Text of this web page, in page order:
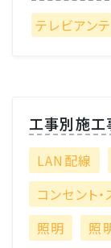
テレビアン
工事別施工
LAN配線
コンセント
照明
照